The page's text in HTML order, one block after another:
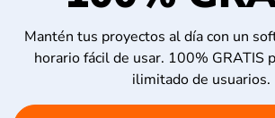
Mantén tus proyectos al día con un
horario fácil de usar. 100% GRATIS
ilimitado de usuarios.